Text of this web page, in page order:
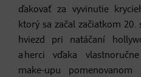
ďakovať za vyvinutie
ktorý sa začal začiatkom
hviezd pri natáčaní
a herci vďaka
make-upu pomenovanom